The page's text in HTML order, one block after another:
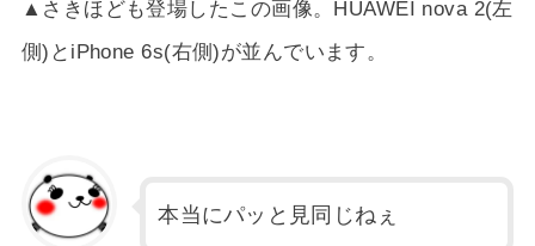
▲さきほども登場したこの画像。HUAWEI nova 2(左
側)とiPhone 6s(右側)が並んでいます。
本当にパッと見同じねぇ